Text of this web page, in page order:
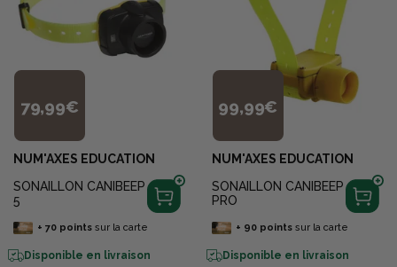
79,99€
NUM'AXES EDUCATION
SONAILLON CANIBEEP
5
+ 70pointssur la carte
Disponible en livraison
99,99€
NUM'AXES EDUCATION
SONAILLON CANIBEEP
PRO
+ 90pointssur la carte
Disponible en livraison